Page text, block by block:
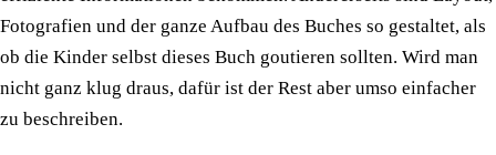
Fotografien und der ganze Aufbau des Buches so gestaltet, als
ob die Kinder selbst dieses Buch goutieren sollten. Wird man
nicht ganz klug draus, dafür ist der Rest aber umso einfacher
zu beschreiben.